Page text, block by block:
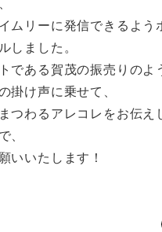
ムリーに発信できるよう
しました。
である賀茂の振売りのよ
掛け声に乗せて、
つわるアレコレをお伝え
、
いいたします！